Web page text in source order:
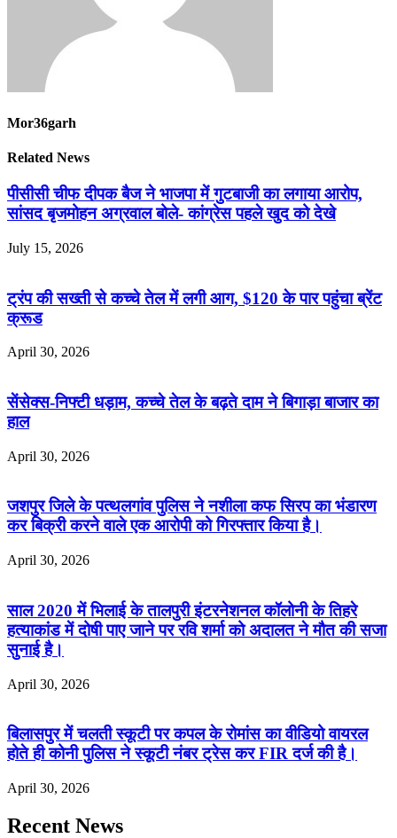
Mor36garh
Related News
पीसीसी चीफ दीपक बैज ने भाजपा में गुटबाजी का लगाया आरोप,
सांसद बृजमोहन अग्रवाल बोले- कांग्रेस पहले खुद को देखे
July 15, 2026
ट्रंप की सख्ती से कच्चे तेल में लगी आग, $120 के पार पहुंचा ब्रेंट
क्रूड
April 30, 2026
सेंसेक्स-निफ्टी धड़ाम, कच्चे तेल के बढ़ते दाम ने बिगाड़ा बाजार का
हाल
April 30, 2026
जशपुर जिले के पत्थलगांव पुलिस ने नशीला कफ सिरप का भंडारण
कर बिक्री करने वाले एक आरोपी को गिरफ्तार किया है।
April 30, 2026
साल 2020 में भिलाई के तालपुरी इंटरनेशनल कॉलोनी के तिहरे
हत्याकांड में दोषी पाए जाने पर रवि शर्मा को अदालत ने मौत की सजा
सुनाई है।
April 30, 2026
बिलासपुर में चलती स्कूटी पर कपल के रोमांस का वीडियो वायरल
होते ही कोनी पुलिस ने स्कूटी नंबर ट्रेस कर FIR दर्ज की है।
April 30, 2026
Recent News